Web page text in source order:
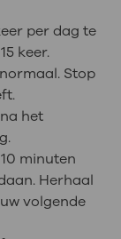
per dag te
keer.
Stop
het
minuten
Herhaal
volgende